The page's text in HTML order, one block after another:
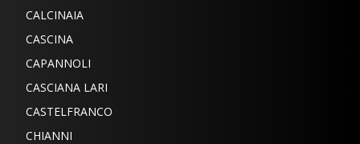
CALCINAIA
CASCINA
CAPANNOLI
CASCIANA LARI
CASTELFRANCO
CHIANNI